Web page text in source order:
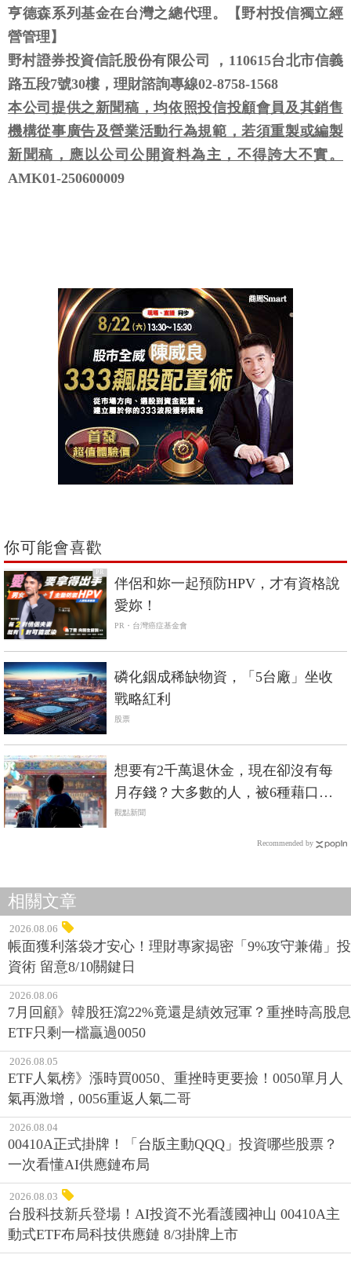
亨德森系列基金在台灣之總代理。【野村投信獨立經
營管理】
野村證券投資信託股份有限公司 ，110615台北市信義
路五段7號30樓，理財諮詢專線02-8758-1568
本公司提供之新聞稿，均依照投信投顧會員及其銷售
機構從事廣告及營業活動行為規範，若須重製或編製
新聞稿，應以公司公開資料為主，不得誇大不實。
AMK01-250600009
你可能會喜歡
PR
伴侶和妳一起預防HPV，才有資格說
愛妳！
PR・台灣癌症基金會
磷化銦成稀缺物資，「5台廠」坐收
戰略紅利
股票
想要有2千萬退休金，現在卻沒有每
月存錢？大多數的人，被6種藉口耽
誤人生...
觀點新聞
Recommended by
相關文章
2026.08.06
帳面獲利落袋才安心！理財專家揭密「9%攻守兼備」投
資術 留意8/10關鍵日
2026.08.06
7月回顧》韓股狂瀉22%竟還是績效冠軍？重挫時高股息
ETF只剩一檔贏過0050
2026.08.05
ETF人氣榜》漲時買0050、重挫時更要撿！0050單月人
氣再激增，0056重返人氣二哥
2026.08.04
00410A正式掛牌！「台版主動QQQ」投資哪些股票？
一次看懂AI供應鏈布局
2026.08.03
台股科技新兵登場！AI投資不光看護國神山 00410A主
動式ETF布局科技供應鏈 8/3掛牌上市